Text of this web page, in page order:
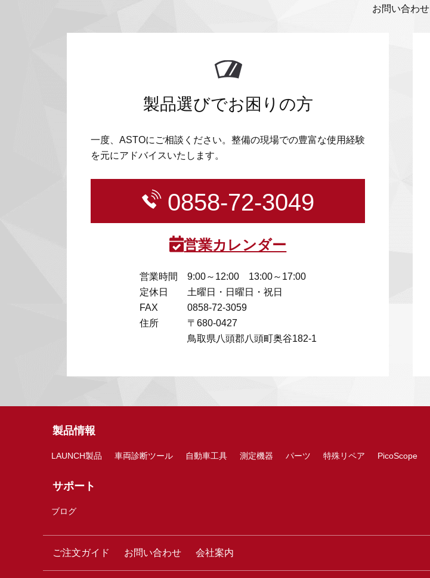
お問い合わせ
製品選びでお困りの方
一度、ASTOにご相談ください。整備の現場での豊富な使用経験
を元にアドバイスいたします。
0858-72-3049
営業カレンダー
営業時間
9:00～12:00 13:00～17:00
定休日
土曜日・日曜日・祝日
FAX
0858-72-3059
住所
〒680-0427
鳥取県八頭郡八頭町奥谷182-1
製品情報
LAUNCH製品 車両診断ツール 自動車工具 測定機器 パーツ 特殊リペア PicoScope
サポート
ブログ
ご注文ガイド お問い合わせ 会社案内